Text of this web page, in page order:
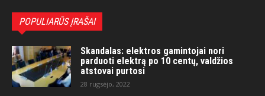
POPULIARŪS ĮRAŠAI
Skandalas: elektros gamintojai nori
parduoti elektrą po 10 centų, valdžios
atstovai purtosi
28 rugsėjo, 2022